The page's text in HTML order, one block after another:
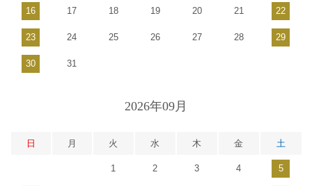
16 17 18 19 20 21 22
23 24 25 26 27 28 29
30 31
2026年09月
日 月 火 水 木 金 土
1 2 3 4 5